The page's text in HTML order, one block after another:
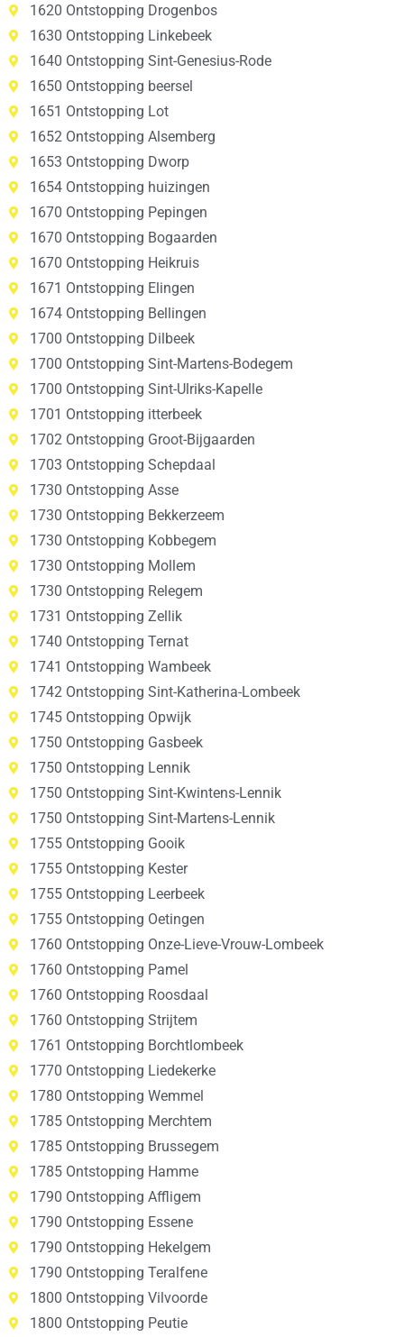
1620 Ontstopping Drogenbos
1630 Ontstopping Linkebeek
1640 Ontstopping Sint-Genesius-Rode
1650 Ontstopping beersel
1651 Ontstopping Lot
1652 Ontstopping Alsemberg
1653 Ontstopping Dworp
1654 Ontstopping huizingen
1670 Ontstopping Pepingen
1670 Ontstopping Bogaarden
1670 Ontstopping Heikruis
1671 Ontstopping Elingen
1674 Ontstopping Bellingen
1700 Ontstopping Dilbeek
1700 Ontstopping Sint-Martens-Bodegem
1700 Ontstopping Sint-Ulriks-Kapelle
1701 Ontstopping itterbeek
1702 Ontstopping Groot-Bijgaarden
1703 Ontstopping Schepdaal
1730 Ontstopping Asse
1730 Ontstopping Bekkerzeem
1730 Ontstopping Kobbegem
1730 Ontstopping Mollem
1730 Ontstopping Relegem
1731 Ontstopping Zellik
1740 Ontstopping Ternat
1741 Ontstopping Wambeek
1742 Ontstopping Sint-Katherina-Lombeek
1745 Ontstopping Opwijk
1750 Ontstopping Gasbeek
1750 Ontstopping Lennik
1750 Ontstopping Sint-Kwintens-Lennik
1750 Ontstopping Sint-Martens-Lennik
1755 Ontstopping Gooik
1755 Ontstopping Kester
1755 Ontstopping Leerbeek
1755 Ontstopping Oetingen
1760 Ontstopping Onze-Lieve-Vrouw-Lombeek
1760 Ontstopping Pamel
1760 Ontstopping Roosdaal
1760 Ontstopping Strijtem
1761 Ontstopping Borchtlombeek
1770 Ontstopping Liedekerke
1780 Ontstopping Wemmel
1785 Ontstopping Merchtem
1785 Ontstopping Brussegem
1785 Ontstopping Hamme
1790 Ontstopping Affligem
1790 Ontstopping Essene
1790 Ontstopping Hekelgem
1790 Ontstopping Teralfene
1800 Ontstopping Vilvoorde
1800 Ontstopping Peutie